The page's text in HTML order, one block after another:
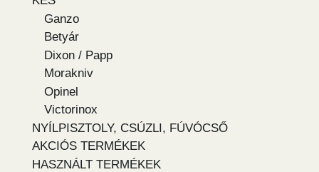
Ganzo
Betyár
Dixon / Papp
Morakniv
Opinel
Victorinox
NYÍLPISZTOLY, CSÚZLI, FÚVÓCSŐ
AKCIÓS TERMÉKEK
HASZNÁLT TERMÉKEK